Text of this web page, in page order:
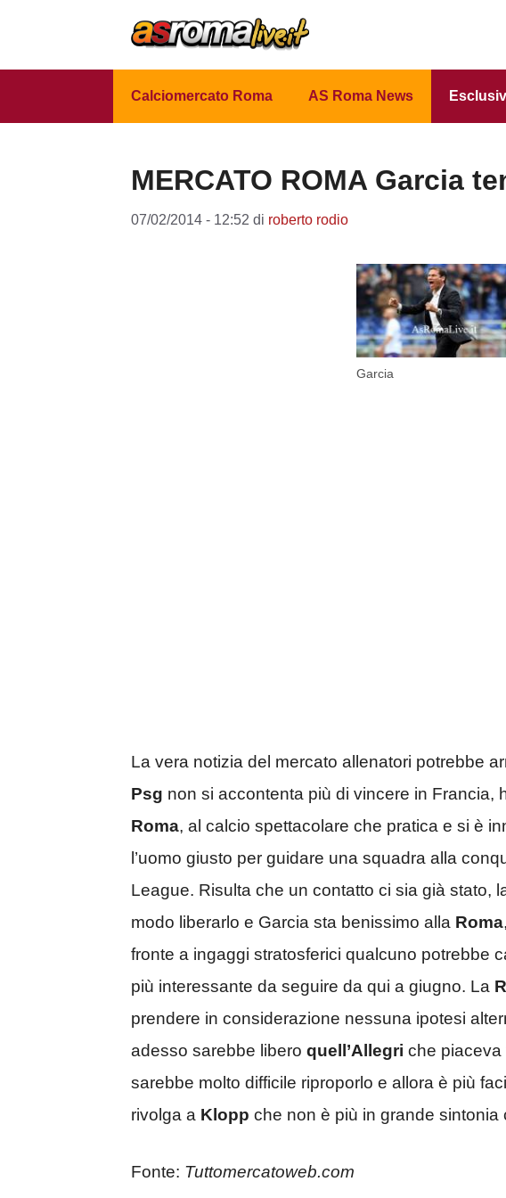
Calciomercato Roma AS Roma News
MERCATO ROMA Garcia
07/02/2014 - 12:52 di roberto rodio
Garcia
La vera notizia del mercato allenatori potrebbe
Psg non si accontenta più di vincere in Francia,
Roma, al calcio spettacolare che pratica e si è
l’uomo giusto per guidare una squadra alla
League. Risulta che un contatto ci sia già stato,
modo liberarlo e Garcia sta benissimo alla Roma
fronte a ingaggi stratosferici qualcuno potrebbe
più interessante da seguire da qui a giugno. La
prendere in considerazione nessuna ipotesi
adesso sarebbe libero quell’Allegri che piaceva
sarebbe molto difficile riproporlo e allora è più
rivolga a Klopp che non è più in grande sintonia
Fonte: Tuttomercatoweb.com